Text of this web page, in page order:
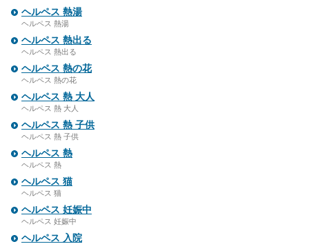
ヘルペス 熱湯
ヘルペス 熱湯
ヘルペス 熱出る
ヘルペス 熱出る
ヘルペス 熱の花
ヘルペス 熱の花
ヘルペス 熱 大人
ヘルペス 熱 大人
ヘルペス 熱 子供
ヘルペス 熱 子供
ヘルペス 熱
ヘルペス 熱
ヘルペス 猫
ヘルペス 猫
ヘルペス 妊娠中
ヘルペス 妊娠中
ヘルペス 入院